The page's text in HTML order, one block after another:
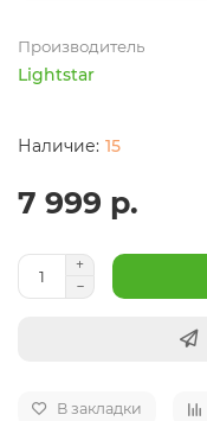
Производитель
Lightstar
15
7 999 р.
В закладки